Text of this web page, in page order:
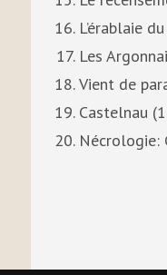
L’érablaie
Les
Vient de
Castelnau
Nécrologie: